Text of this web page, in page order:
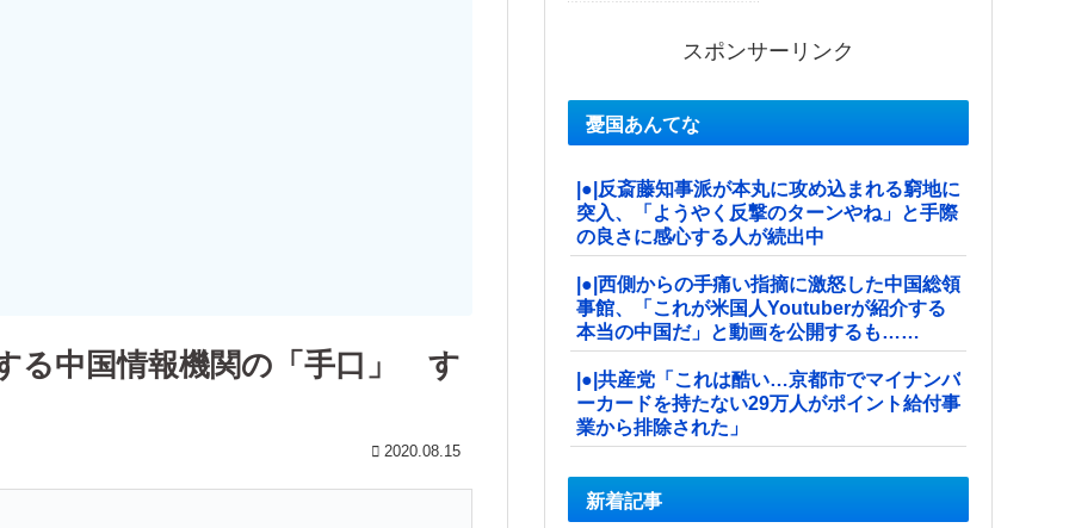
る中国情報機関の「手口」 す
2020.08.15
スポンサーリンク
憂国あんてな
|●|反斎藤知事派が本丸に攻め込まれる窮地に
突入、「ようやく反撃のターンやね」と手際
の良さに感心する人が続出中
|●|西側からの手痛い指摘に激怒した中国総領
事館、「これが米国人Youtuberが紹介する
本当の中国だ」と動画を公開するも……
|●|共産党「これは酷い…京都市でマイナンバ
ーカードを持たない29万人がポイント給付事
業から排除された」
新着記事